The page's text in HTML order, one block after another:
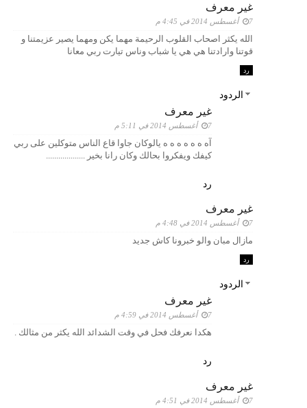
غير معرف
7 أغسطس 2014 في 4:45 م
الله يكثر اصحاب القلوب الرحيمة مهما يكن ومهما يصير عزيمتنا و
قوتنا وارادتنا هي هي يا شباب وناس تيارت ربي معانا
رد
الردود
غير معرف
7 أغسطس 2014 في 5:11 م
آه ه ه ه ه ه ه يالوكان جاوا قاع الناس متوكلين على ربي
كيفك ويفكروا بحالك وكان رانا بخير ...................
رد
غير معرف
7 أغسطس 2014 في 4:48 م
مازال مبان والو خبرونا كاش جديد
رد
الردود
غير معرف
7 أغسطس 2014 في 4:59 م
هكدا نعرفك فحل في وقت الشدائد الله يكثر من مثالك .
رد
غير معرف
7 أغسطس 2014 في 4:51 م